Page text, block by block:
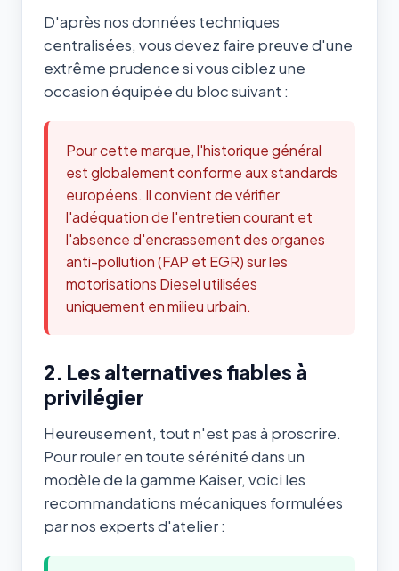
D'après nos données techniques
centralisées, vous devez faire preuve d'une
extrême prudence si vous ciblez une
occasion équipée du bloc suivant :
Pour cette marque, l'historique général
est globalement conforme aux standards
européens. Il convient de vérifier
l'adéquation de l'entretien courant et
l'absence d'encrassement des organes
anti-pollution (FAP et EGR) sur les
motorisations Diesel utilisées
uniquement en milieu urbain.
2. Les alternatives fiables à
privilégier
Heureusement, tout n'est pas à proscrire.
Pour rouler en toute sérénité dans un
modèle de la gamme Kaiser, voici les
recommandations mécaniques formulées
par nos experts d'atelier :